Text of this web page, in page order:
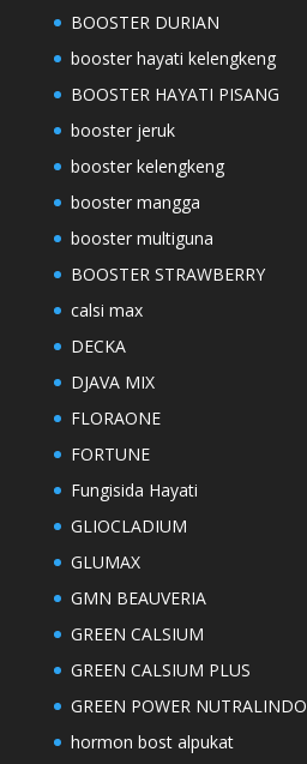
BOOSTER DURIAN
booster hayati kelengkeng
BOOSTER HAYATI PISANG
booster jeruk
booster kelengkeng
booster mangga
booster multiguna
BOOSTER STRAWBERRY
calsi max
DECKA
DJAVA MIX
FLORAONE
FORTUNE
Fungisida Hayati
GLIOCLADIUM
GLUMAX
GMN BEAUVERIA
GREEN CALSIUM
GREEN CALSIUM PLUS
GREEN POWER NUTRALINDO
hormon bost alpukat